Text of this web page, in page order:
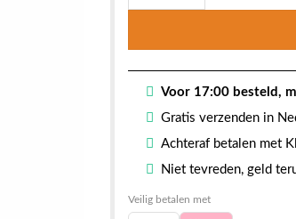
Voor 17:00 besteld,
Gratis verzenden in
Achteraf betalen met
Niet tevreden, geld
Veilig betalen met